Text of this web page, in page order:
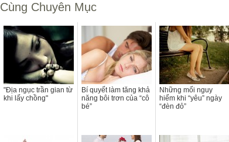
Cùng Chuyên Mục
"Địa ngục trần gian từ
khi lấy chồng"
Bí quyết làm tăng khả
năng bôi trơn của “cô
bé”
Những mối nguy
hiểm khi “yêu” ngày
“đèn đỏ”